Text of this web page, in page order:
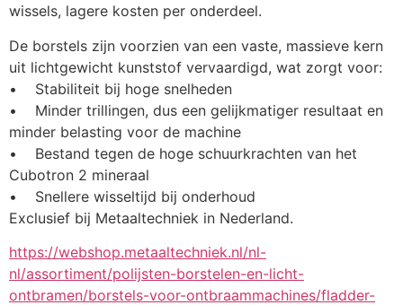
wissels, lagere kosten per onderdeel.
De borstels zijn voorzien van een vaste, massieve kern
uit lichtgewicht kunststof vervaardigd, wat zorgt voor:
•    Stabiliteit bij hoge snelheden
•    Minder trillingen, dus een gelijkmatiger resultaat en
minder belasting voor de machine
•    Bestand tegen de hoge schuurkrachten van het
Cubotron 2 mineraal
•    Snellere wisseltijd bij onderhoud
Exclusief bij Metaaltechniek in Nederland.
https://webshop.metaaltechniek.nl/nl-
nl/assortiment/polijsten-borstelen-en-licht-
ontbramen/borstels-voor-ontbraammachines/fladder-